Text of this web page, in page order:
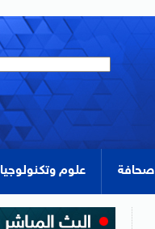
صحافة علوم وتكنولوجيا